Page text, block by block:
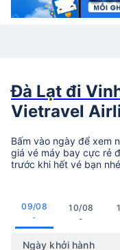
Đà Lạt đi
Vietravel
Bấm vào ngày để xem
giá vé máy bay cực rẻ
trước khi hết vé bạn
09/08
-
10/08
-
Ngày khởi hành